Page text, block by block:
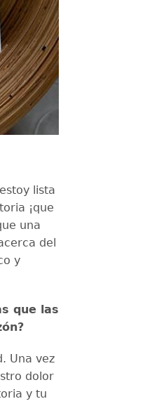
lista
¡que
una
del
y
que las
Una vez
dolor
y tu